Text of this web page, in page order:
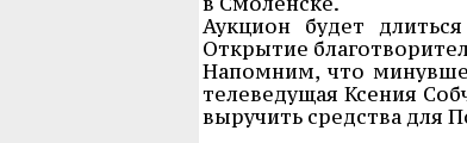
Аукцион будет
Открытие
Напомним, что
телеведущая Ксения
выручить средства для